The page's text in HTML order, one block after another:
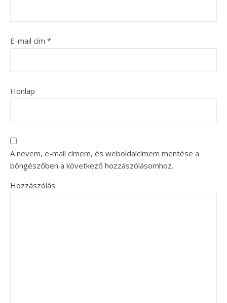
E-mail cím *
Honlap
A nevem, e-mail címem, és weboldalcímem mentése a
böngészőben a következő hozzászólásomhoz.
Hozzászólás